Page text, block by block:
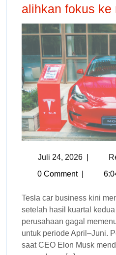
alihkan fokus ke
Juli 24, 2026
0 Comment
Tesla car business kini menghadapi tekanan
setelah hasil kuartal
perusahaan gagal
untuk periode April–Juni.
saat CEO Elon Musk